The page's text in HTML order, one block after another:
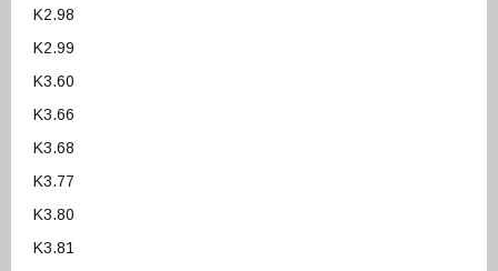
K2.98
K2.99
K3.60
K3.66
K3.68
K3.77
K3.80
K3.81